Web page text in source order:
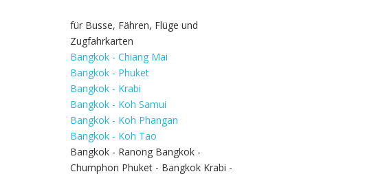
für Busse, Fähren, Flüge und
Zugfahrkarten
Bangkok - Chiang Mai
Bangkok - Phuket
Bangkok - Krabi
Bangkok - Koh Samui
Bangkok - Koh Phangan
Bangkok - Koh Tao
Bangkok - Ranong Bangkok -
Chumphon Phuket - Bangkok Krabi -